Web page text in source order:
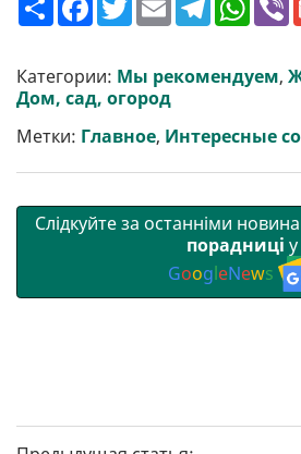
о
р
и
т
a
b
o
o
w
t
e
r
m
l
e
g
r
h
s
A
r
Категории: Мы рекомендуем,
Дом, сад, огород
Метки: Главное, Интересные
Слідкуйте за останніми
порадниці у
GoogleNews